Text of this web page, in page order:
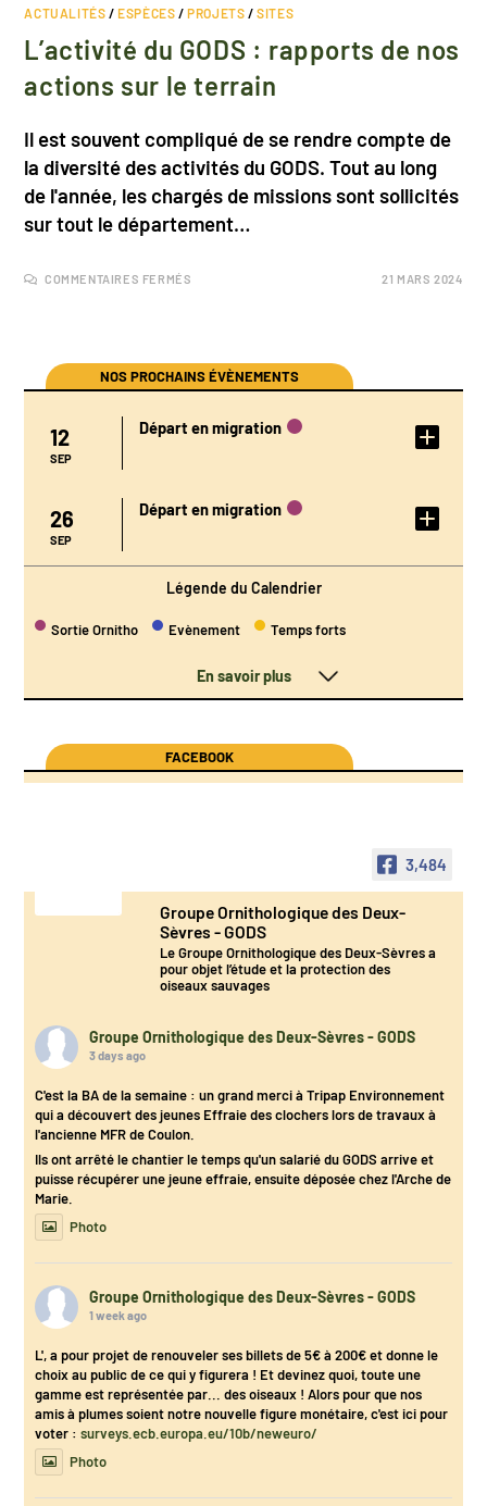
ACTUALITÉS /ESPÈCES /PROJETS /SITES
L’activité du GODS : rapports de nos
actions sur le terrain
Il est souvent compliqué de se rendre compte de
la diversité des activités du GODS. Tout au long
de l'année, les chargés de missions sont sollicités
sur tout le département…
COMMENTAIRES FERMÉS 21 MARS 2024
NOS PROCHAINS ÉVÈNEMENTS
12
SEP
Départ en migration
DÉTAIL DE
L'ÉVÉNEMENT
26
SEP
Départ en migration
DÉTAIL DE
L'ÉVÉNEMENT
Légende du Calendrier
Sortie Ornitho Evènement Temps forts
En savoir plus
FACEBOOK
3,484
Groupe Ornithologique des Deux-
Sèvres - GODS
Le Groupe Ornithologique des Deux-Sèvres a
pour objet l’étude et la protection des
oiseaux sauvages
Groupe Ornithologique des Deux-Sèvres - GODS
3 days ago
C'est la BA de la semaine : un grand merci à Tripap Environnement
qui a découvert des jeunes Effraie des clochers lors de travaux à
l'ancienne MFR de Coulon.
Ils ont arrêté le chantier le temps qu'un salarié du GODS arrive et
puisse récupérer une jeune effraie, ensuite déposée chez l'Arche de
Marie.
Photo
Groupe Ornithologique des Deux-Sèvres - GODS
1 week ago
L', a pour projet de renouveler ses billets de 5€ à 200€ et donne le
choix au public de ce qui y figurera ! Et devinez quoi, toute une
gamme est représentée par... des oiseaux ! Alors pour que nos
amis à plumes soient notre nouvelle figure monétaire, c'est ici pour
voter :surveys.ecb.europa.eu/10b/neweuro/
Photo